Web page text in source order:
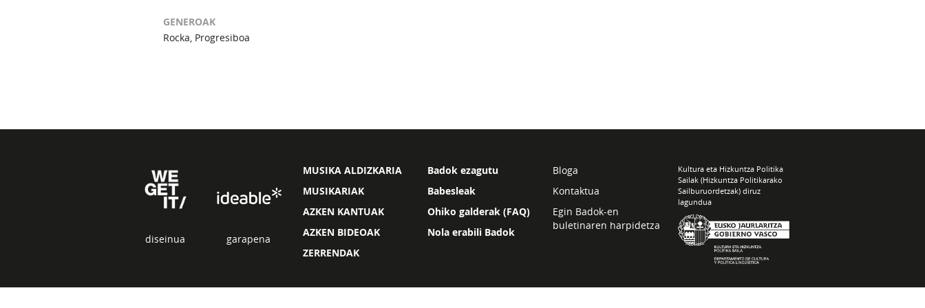
GENEROAK
Rocka, Progresiboa
diseinua garapena
MUSIKA ALDIZKARIA
MUSIKARIAK
AZKEN KANTUAK
AZKEN BIDEOAK
ZERRENDAK
Badok ezagutu
Babesleak
Ohiko galderak (FAQ)
Nola erabili Badok
Bloga
Kontaktua
Egin Badok-en
buletinaren harpidetza
Kultura eta Hizkuntza Politika
Sailak (Hizkuntza Politikarako
Sailburuordetzak) diruz
lagundua